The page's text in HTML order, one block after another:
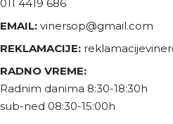
011 4419 686
EMAIL: vinersop@gmail.com
REKLAMACIJE:
RADNO VREME:
Radnim danima 8:30-18:30h
sub-ned 08:30-15:00h